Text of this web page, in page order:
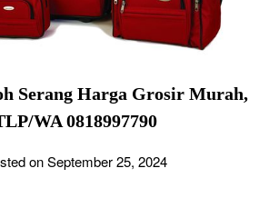
Serang Harga Grosir Murah,
WA 0818997790
on September 25, 2024